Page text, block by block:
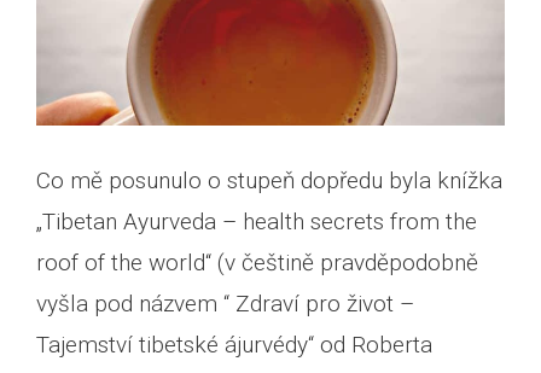
Co mě posunulo o stupeň dopředu byla knížka
„Tibetan Ayurveda – health secrets from the
roof of the world“ (v češtině pravděpodobně
vyšla pod názvem “ Zdraví pro život –
Tajemství tibetské ájurvédy“ od Roberta